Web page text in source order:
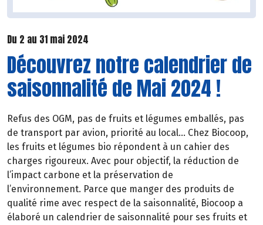
Du 2 au 31 mai 2024
Découvrez notre calendrier de
saisonnalité de Mai 2024 !
Refus des OGM, pas de fruits et légumes emballés, pas
de transport par avion, priorité au local… Chez Biocoop,
les fruits et légumes bio répondent à un cahier des
charges rigoureux. Avec pour objectif, la réduction de
l’impact carbone et la préservation de
l’environnement. Parce que manger des produits de
qualité rime avec respect de la saisonnalité, Biocoop a
élaboré un calendrier de saisonnalité pour ses fruits et